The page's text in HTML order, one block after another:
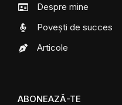
Despre mine
Povești de succes
Articole
ABONEAZĂ-TE